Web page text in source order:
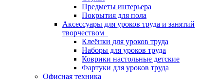
Предметы интерьера
Покрытия для пола
Аксессуары для уроков труда и занятий
творчеством
Клеёнки для уроков труда
Наборы для уроков труда
Коврики настольные детские
Фартуки для уроков труда
Офисная техника